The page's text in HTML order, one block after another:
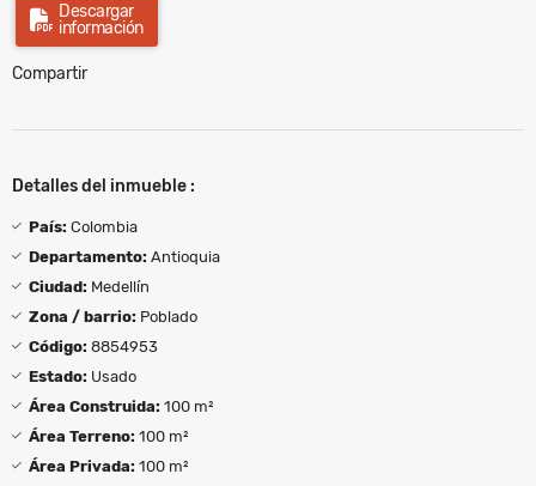
Descargar
información
Compartir
Detalles del inmueble :
País: Colombia
Departamento: Antioquia
Ciudad: Medellín
Zona / barrio: Poblado
Código: 8854953
Estado: Usado
Área Construida: 100 m²
Área Terreno: 100 m²
Área Privada: 100 m²